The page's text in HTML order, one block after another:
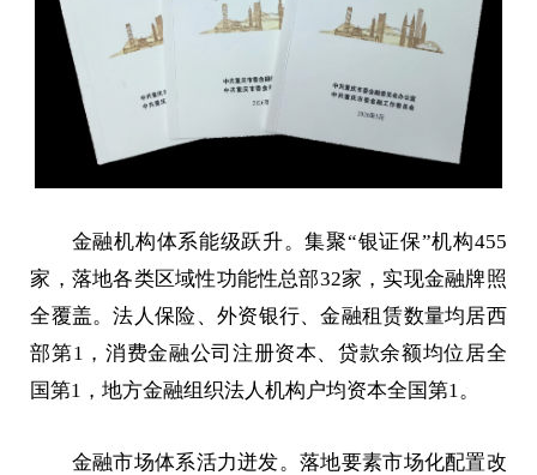
金融机构体系能级跃升。集聚“银证保”机构455
家，落地各类区域性功能性总部32家，实现金融牌照
全覆盖。法人保险、外资银行、金融租赁数量均居西
部第1，消费金融公司注册资本、贷款余额均位居全
国第1，地方金融组织法人机构户均资本全国第1。
金融市场体系活力迸发。落地要素市场化配置改